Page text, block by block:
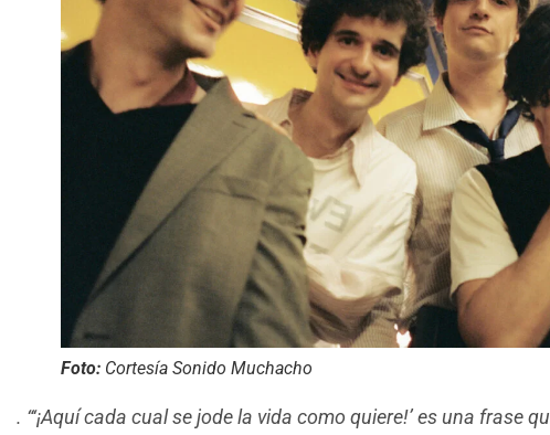
Foto: Cortesía Sonido Muchacho
. “‘¡Aquí cada cual se jode la vida como quiere!’ es una frase